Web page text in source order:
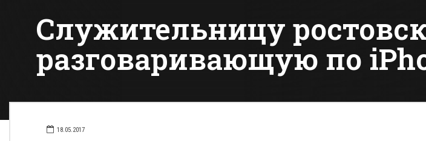
Служительницу
разговаривающую по
18.05.2017